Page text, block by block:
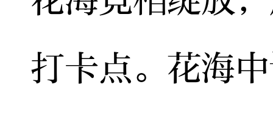
打卡点。花海